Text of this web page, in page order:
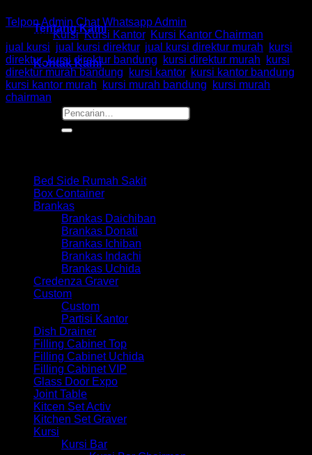
Tentang Kami
Kontak Kami
Pencarian
untuk:
Telpon Admin Chat Whatsapp Admin
Kategori:Kursi,Kursi Kantor, Kursi Kantor Chairman
jual kursi jual kursi direktur, jual kursi direktur murah
kursi
direktur,kursi direktur bandung kursi direktur murah
kursi
direktur murah bandung
kursi kantor, kursi kantor bandung
kursi kantor murah
kursi murah bandung
kursi murah
chairman
Bed Side Rumah Sakit
Box Container
Brankas
Brankas Daichiban
Brankas Donati
Brankas Ichiban
Brankas Indachi
Brankas Uchida
Credenza Graver
Custom
Custom
Partisi Kantor
Dish Drainer
Filling Cabinet Top
Filling Cabinet Uchida
Filling Cabinet VIP
Glass Door Expo
Joint Table
Kitcen Set Activ
Kitchen Set Graver
Kursi
Kursi Bar